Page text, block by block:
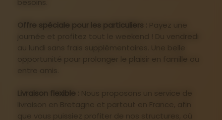
besoins.
Offre spéciale pour les particuliers :
Payez une
journée et profitez tout le weekend ! Du vendredi
au lundi sans frais supplémentaires. Une belle
opportunité pour prolonger le plaisir en famille ou
entre amis.
Livraison flexible : Nous proposons un service de
livraison en Bretagne et partout en France, afin
que vous puissiez profiter de nos structures, où